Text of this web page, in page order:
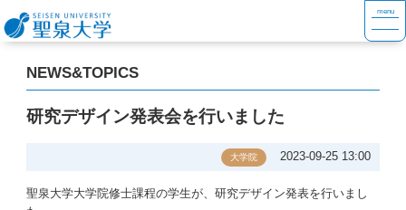
NEWS&TOPICS
研究デザイン発表会を行いました
大学院 2023-09-25 13:00
聖泉大学大学院修士課程の学生が、研究デザイン発表を行いまし